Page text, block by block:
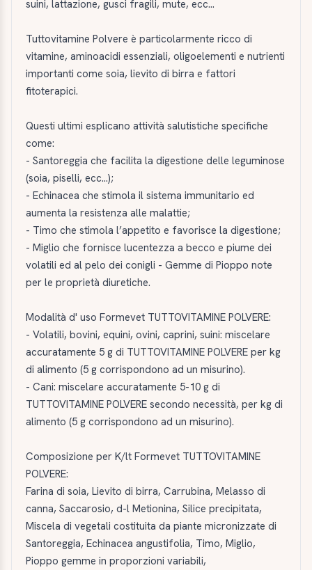
suini, lattazione, gusci fragili, mute, ecc...
Tuttovitamine Polvere è particolarmente ricco di
vitamine, aminoacidi essenziali, oligoelementi e nutrienti
importanti come soia, lievito di birra e fattori
fitoterapici.
Questi ultimi esplicano attività salutistiche specifiche
come:
- Santoreggia che facilita la digestione delle leguminose
(soia, piselli, ecc...);
- Echinacea che stimola il sistema immunitario ed
aumenta la resistenza alle malattie;
- Timo che stimola l’appetito e favorisce la digestione;
- Miglio che fornisce lucentezza a becco e piume dei
volatili ed al pelo dei conigli - Gemme di Pioppo note
per le proprietà diuretiche.
Modalità d' uso Formevet TUTTOVITAMINE POLVERE:
- Volatili, bovini, equini, ovini, caprini, suini: miscelare
accuratamente 5 g di TUTTOVITAMINE POLVERE per kg
di alimento (5 g corrispondono ad un misurino).
- Cani: miscelare accuratamente 5-10 g di
TUTTOVITAMINE POLVERE secondo necessità, per kg di
alimento (5 g corrispondono ad un misurino).
Composizione per K/lt Formevet TUTTOVITAMINE
POLVERE:
Farina di soia, Lievito di birra, Carrubina, Melasso di
canna, Saccarosio, d-l Metionina, Silice precipitata,
Miscela di vegetali costituita da piante micronizzate di
Santoreggia, Echinacea angustifolia, Timo, Miglio,
Pioppo gemme in proporzioni variabili,